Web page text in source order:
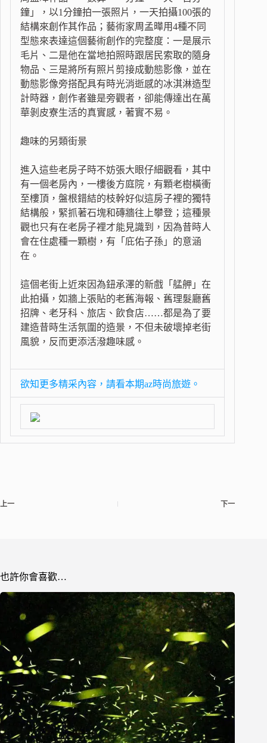
鐘」，以1分鐘拍一張照片，一天拍攝100張的
結構來創作其作品；藝術家周孟曄用4種不同
型態來表達這個藝術創作的完整度：一是展示
毛片、二是他在當地拍照時跟居民索取的隨身
物品、三是將所有照片剪接成動態影像，並在
動態影像旁搭配具有時光消逝感的冰淇淋造型
計時器，創作者雖是旁觀者，卻能傳達出在萬
華剝皮寮生活的真實感，著實不易。
趣味的另類街景
進入這些老房子時不妨張大眼仔細觀看，其中
有一個老房內，一樓後方庭院，有顆老樹橫衝
至樓頂，盤根錯結的枝幹好似這房子裡的獨特
結構般，緊抓著石塊和磚牆往上攀登；這種景
觀也只有在老房子裡才能見識到，因為昔時人
會在住處種一顆樹，有「庇佑子孫」的意涵
在。
這個老街上近來因為鈕承澤的新戲「艋舺」在
此拍攝，如牆上張貼的老舊海報、舊理髮廳舊
招牌、老牙科、旅店、飲食店……都是為了要
建造昔時生活氛圍的造景，不但未破壞掉老街
風貌，反而更添活潑趣味感。
欲知更多精采內容，請看本期az時尚旅遊。
上一 下一
也許你會喜歡…